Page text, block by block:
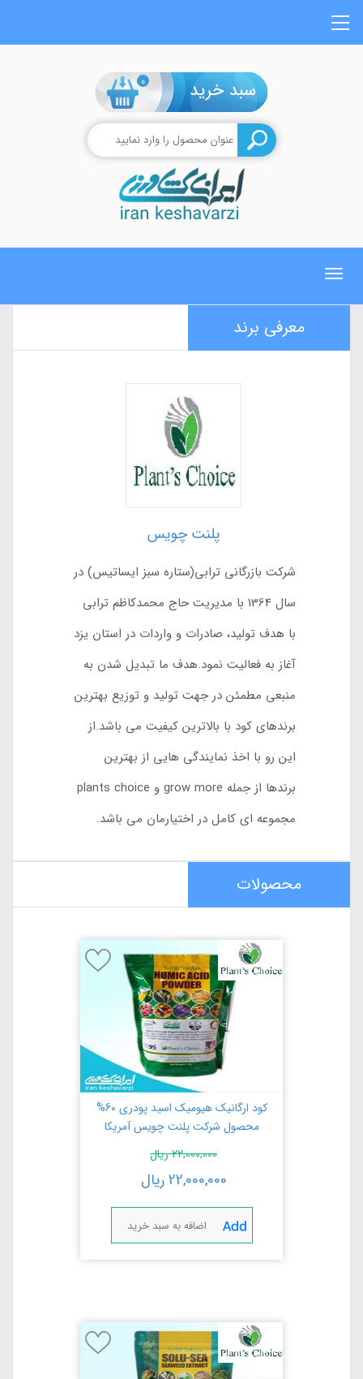
0
Toggle
معرفی برند
پلنت چویس
شرکت بازرگانی ترابی(ستاره سبز ایساتیس) در
سال 1364 با مدیریت حاج محمدکاظم ترابی
با هدف تولید، صادرات و واردات در استان یزد
آغاز به فعالیت نمود.هدف ما تبدیل شدن به
منبعی مطمئن در جهت تولید و توزیع بهترین
برندهای کود با بالاترین کیفیت می باشد.از
این رو با اخذ نمایندگی هایی از بهترین
برندها از جمله grow more و plants choice
مجموعه ای کامل در اختیارمان می باشد.
محصولات
کود ارگانیک هیومیک اسید پودری 60%
محصول شرکت پلنت چویس آمریکا
22,000,000ریال
22,000,000ریال
اضافه به سبد خرید